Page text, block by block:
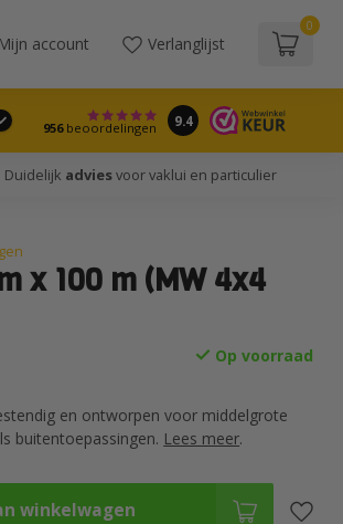
Mijn account Verlanglijst
0
956beoordelingen 9.4
Duidelijk adviesvoor vaklui en particulier
x 100 m (MW 4x4
Op voorraad
en ontworpen voor middelgrote
buitentoepassingen. Lees meer.
winkelwagen